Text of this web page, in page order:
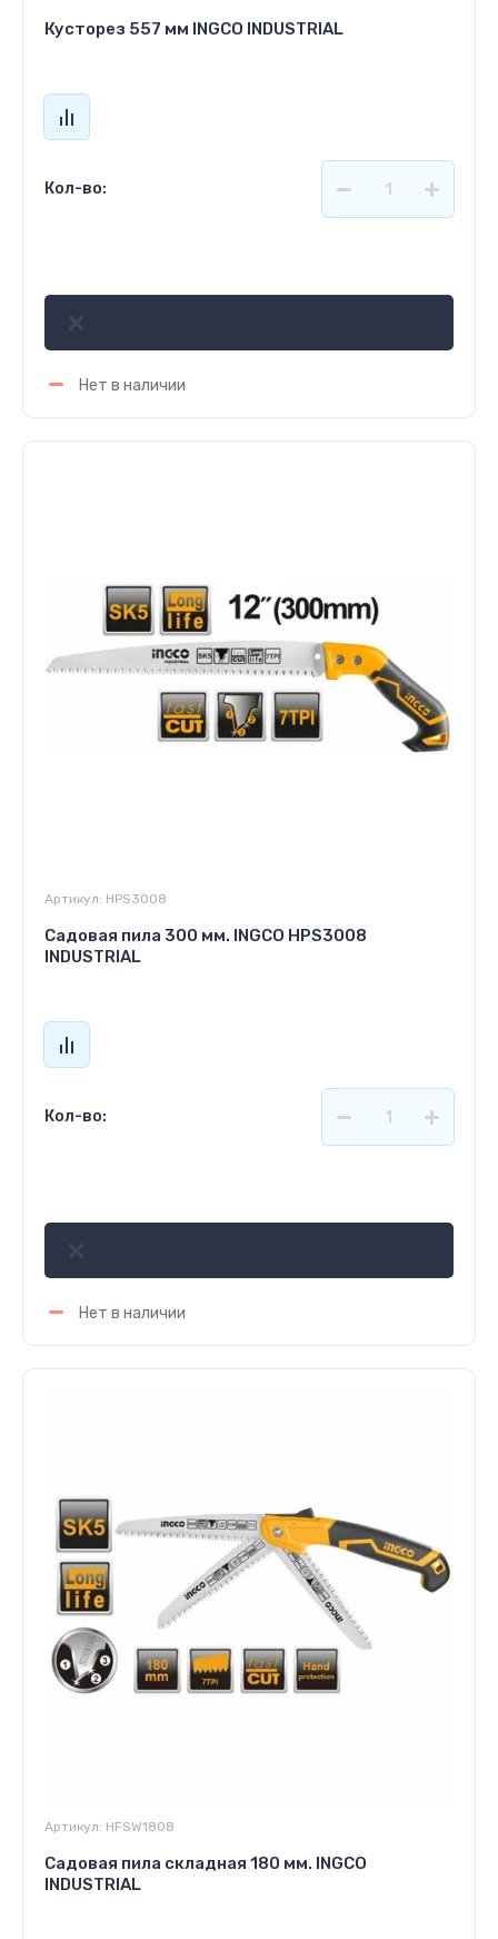
Кусторез 557 мм INGCO INDUSTRIAL
Кол-во:
Нет в наличии
Артикул: HPS3008
Садовая пила 300 мм. INGCO HPS3008
INDUSTRIAL
Кол-во:
Нет в наличии
Артикул: HFSW1808
Садовая пила складная 180 мм. INGCO
INDUSTRIAL